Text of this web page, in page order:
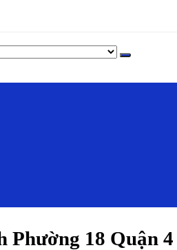
Phường 18 Quận 4